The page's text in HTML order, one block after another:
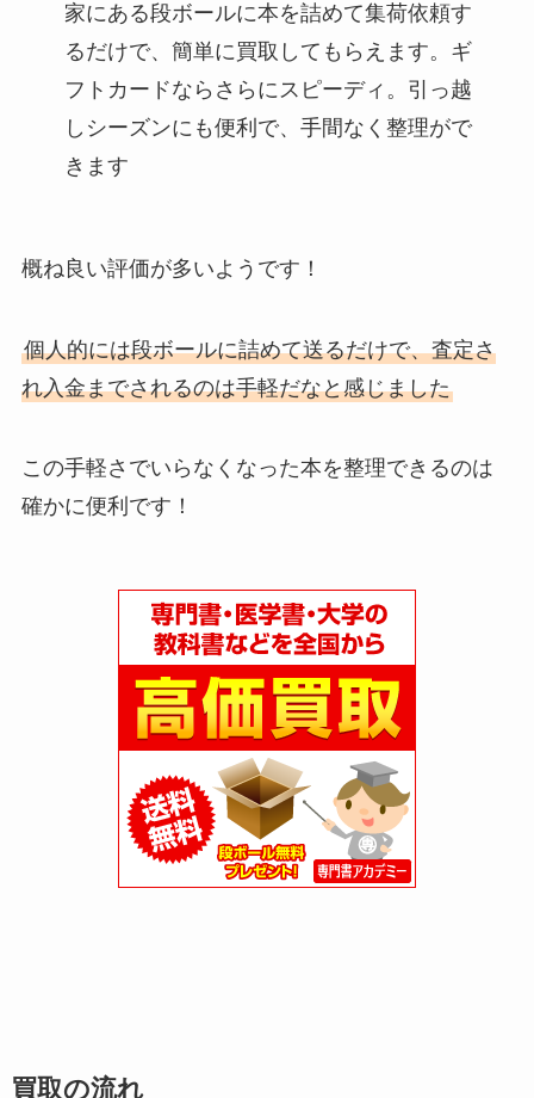
家にある段ボールに本を詰めて集荷依頼す
るだけで、簡単に買取してもらえます。ギ
フトカードならさらにスピーディ。引っ越
しシーズンにも便利で、手間なく整理がで
きます
概ね良い評価が多いようです！
個人的には段ボールに詰めて送るだけで、査定さ
れ入金までされるのは手軽だなと感じました
この手軽さでいらなくなった本を整理できるのは
確かに便利です！
買取の流れ